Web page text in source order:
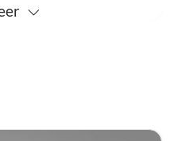
diamantkorrels
alleen verfijnder,
rondom de
DVD zo bijzonder?